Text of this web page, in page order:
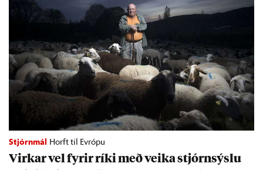
Stjórnmál Horft til Evrópu
Virk­ar vel fyr­ir ríki með veika stjórn­sýslu